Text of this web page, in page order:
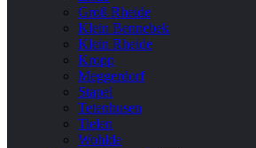
Groß Rheide
Klein Bennebek
Klein Rheide
Kropp
Meggerdorf
Stapel
Tetenhusen
Tielen
Wohlde